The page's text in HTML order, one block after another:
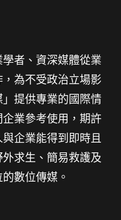
學者、資深媒體從業
為不受政治立場影
提供專業的國際情
業參考使用，期許
企業能得到即時且
求生、簡易救護及
數位傳媒。